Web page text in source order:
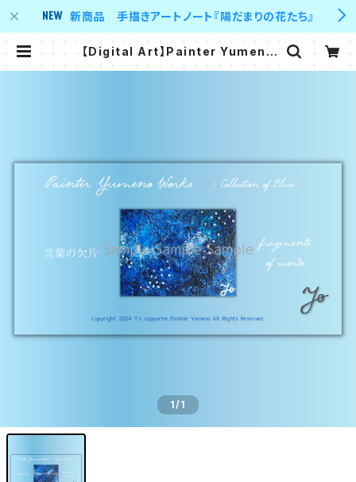
新商品 手描きアートノート『陽だまりの花たち』
【Digital Art】Painter Yumeno
1/1